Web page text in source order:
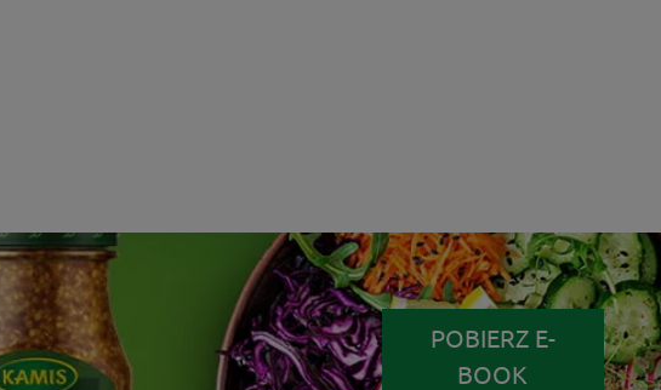
POBIERZ E-
BOOK